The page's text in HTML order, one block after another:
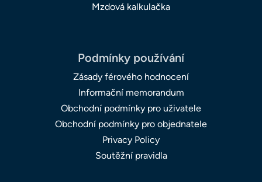
Mzdová kalkulačka
Podmínky používání
Zásady férového hodnocení
Informační memorandum
Obchodní podmínky pro uživatele
Obchodní podmínky pro objednatele
Privacy Policy
Soutěžní pravidla